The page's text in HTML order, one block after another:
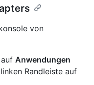
von
Anwendungen
Randleiste auf